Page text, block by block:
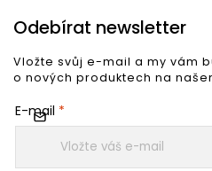
Odebírat newsletter
Vložte svůj e-mail a my vám
o nových produktech na
E-mail